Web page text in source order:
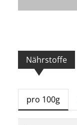
Nährstoffe
pro 100g